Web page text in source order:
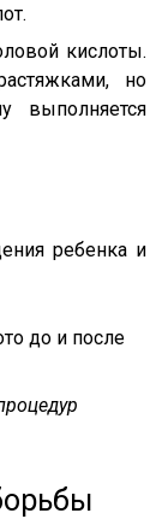
кислоты.
но
выполняется
ребенка и